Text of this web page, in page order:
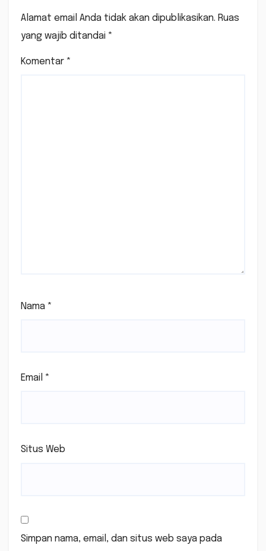
Alamat email Anda tidak akan dipublikasikan. Ruas
yang wajib ditandai *
Komentar *
Nama *
Email *
Situs Web
Simpan nama, email, dan situs web saya pada